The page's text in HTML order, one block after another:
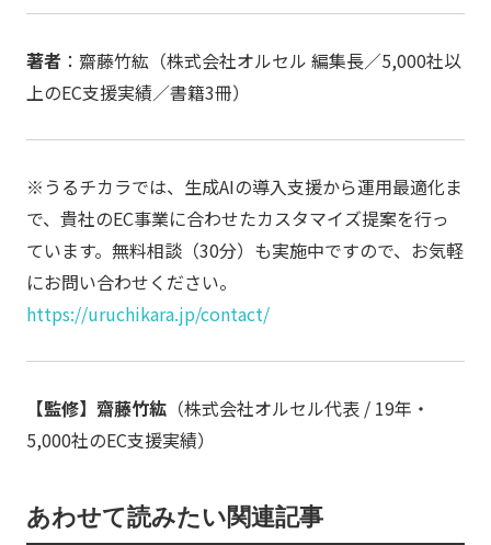
著者：齋藤竹紘（株式会社オルセル 編集長／5,000社以
上のEC支援実績／書籍3冊）
※うるチカラでは、生成AIの導入支援から運用最適化ま
で、貴社のEC事業に合わせたカスタマイズ提案を行っ
ています。無料相談（30分）も実施中ですので、お気軽
にお問い合わせください。
https://uruchikara.jp/contact/
【監修】齋藤竹紘（株式会社オルセル代表 / 19年・
5,000社のEC支援実績）
あわせて読みたい関連記事